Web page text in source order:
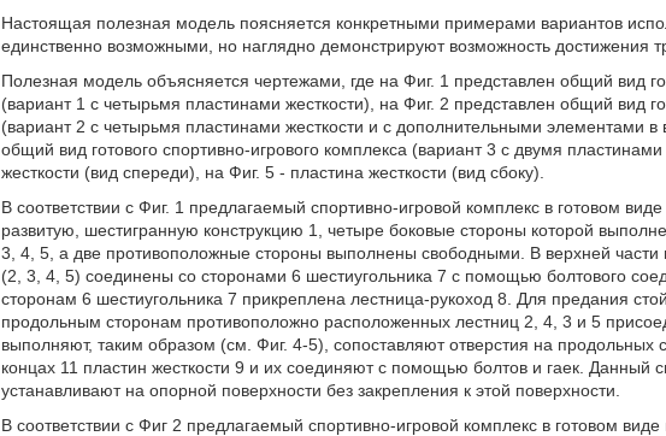
Настоящая полезная модель поясняется конкретными примерами вариантов
единственно возможными, но наглядно демонстрируют возможность достижения
Полезная модель объясняется чертежами, где на Фиг. 1 представлен общий вид
(вариант 1 с четырьмя пластинами жесткости), на Фиг. 2 представлен общий вид
(вариант 2 с четырьмя пластинами жесткости и с дополнительными элементами в
общий вид готового спортивно-игрового комплекса (вариант 3 с двумя
жесткости (вид спереди), на Фиг. 5 - пластина жесткости (вид сбоку).
В соответствии с Фиг. 1 предлагаемый спортивно-игровой комплекс в готовом
развитую, шестигранную конструкцию 1, четыре боковые стороны которой
3, 4, 5, а две противоположные стороны выполнены свободными. В верхней
(2, 3, 4, 5) соединены со сторонами 6 шестиугольника 7 с помощью болтового
сторонам 6 шестиугольника 7 прикреплена лестница-рукоход 8. Для предания
продольным сторонам противоположно расположенных лестниц 2, 4, 3 и 5
выполняют, таким образом (см. Фиг. 4-5), сопоставляют отверстия на продольных
концах 11 пластин жесткости 9 и их соединяют с помощью болтов и гаек. Данный
устанавливают на опорной поверхности без закрепления к этой поверхности.
В соответствии с Фиг 2 предлагаемый спортивно-игровой комплекс в готовом